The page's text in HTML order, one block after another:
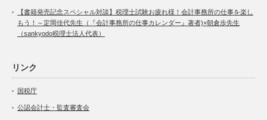
【書籍発売記念スペシャル対談】税理士試験お疲れ様！会計事務所の仕事を楽し
もう！～定岡佳代先生（『会計事務所の仕事カレンダー』著者)×朝倉歩先生
（sankyodo税理士法人代表）
リンク
国税庁
公認会計士・監査審査会